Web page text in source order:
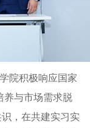
院积极响应国家
养与市场需求脱
，在共建实习实